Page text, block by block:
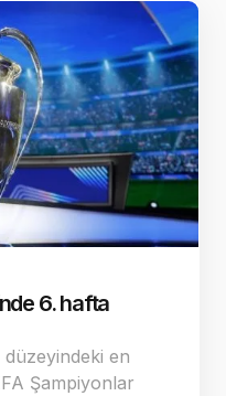
6. hafta
en
Şampiyonlar